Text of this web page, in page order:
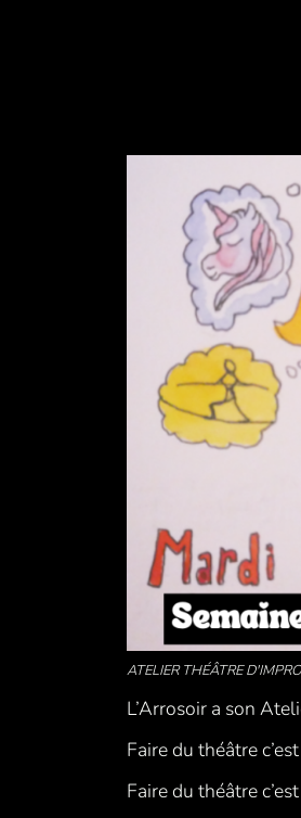
ATELIER THÉÂTRE
L’Arrosoir a son
Faire du théâtre
Faire du théâtre